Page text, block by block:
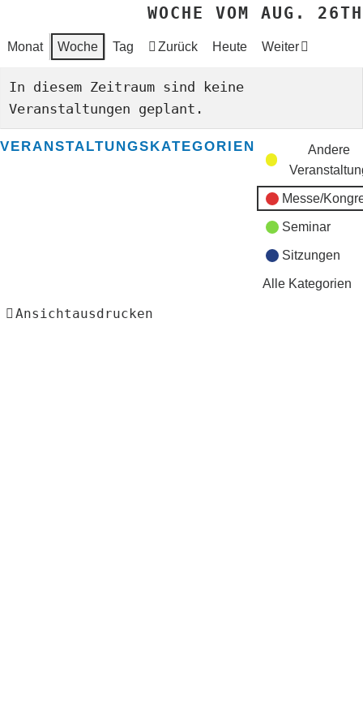
WOCHE VOM AUG. 26TH
Monat Woche Tag Zurück Heute Weiter
In diesem Zeitraum sind keine
Veranstaltungen geplant.
VERANSTALTUNGSKATEGORIEN
Andere
Messe/
Seminar
Sitzungen
Alle Kategorien
Ansichtausdrucken